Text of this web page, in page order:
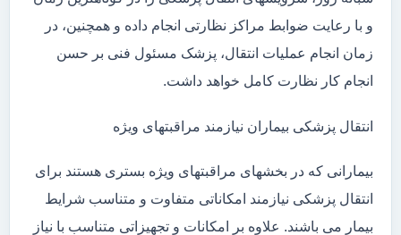
و با رعایت ضوابط مراکز نظارتی انجام داده و همچنین، در
زمان انجام عملیات انتقال، پزشک مسئول فنی بر حسن
انجام کار نظارت کامل خواهد داشت.
انتقال پزشکی بیماران نیازمند مراقبتهای ویژه
بیمارانی که در بخشهای مراقبتهای ویژه بستری هستند برای
انتقال پزشکی نیازمند امکاناتی متفاوت و متناسب شرایط
بیمار می باشند. علاوه بر امکانات و تجهیزاتی متناسب با نیاز